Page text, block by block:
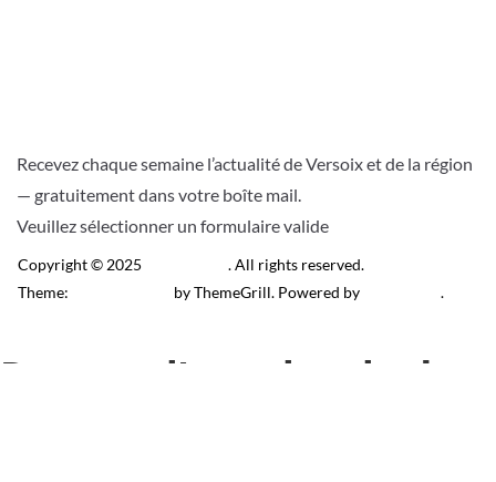
Recevez chaque semaine l’actualité de Versoix et de la région
— gratuitement dans votre boîte mail.
Veuillez sélectionner un formulaire valide
Copyright © 2025
. All rights reserved.
Theme:
by ThemeGrill. Powered by .
Recevez l’actu locale de